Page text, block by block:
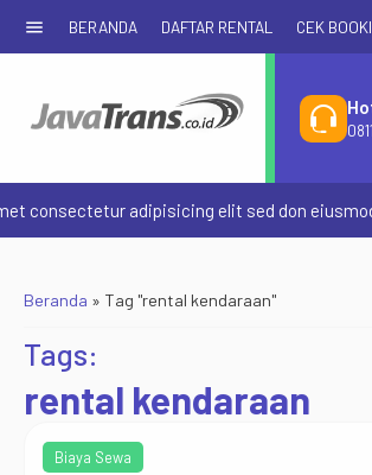
menu BERANDA DAFTAR RENTAL CEK
consectetur adipisicing elit sed don
Beranda » Tag "rental kendaraan"
Tags:
rental kendaraan
Biaya Sewa